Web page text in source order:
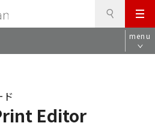
メ
ニ
ュ
menu
Editor
ド